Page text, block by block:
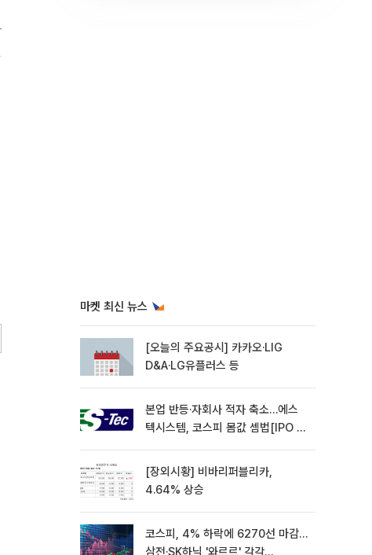
마켓 최신 뉴스
[오늘의 주요공시] 카카오·LIG
D&A·LG유플러스 등
본업 반등·자회사 적자 축소…에스
텍시스템, 코스피 몸값 셈법[IPO 엑
[장외시황] 비바리퍼블리카,
4.64% 상승
코스피, 4% 하락에 6270선 마감…
삼전·SK하닉 '와르르' 각각